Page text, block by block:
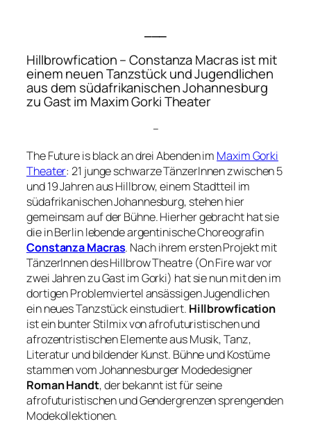
___
Hillbrowfication– Constanza Macras ist mit
einem neuen Tanzstück und Jugendlichen
aus dem südafrikanischen Johannesburg
zu Gast im Maxim Gorki Theater
–
The Future is black an drei Abenden im Maxim Gorki
Theater: 21 junge schwarze TänzerInnen zwischen 5
und 19 Jahren aus Hillbrow, einem Stadtteil im
südafrikanischen Johannesburg, stehen hier
gemeinsam auf der Bühne. Hierher gebracht hat sie
die in Berlin lebende argentinische Choreografin
Constanza Macras. Nach ihrem ersten Projekt mit
TänzerInnen des Hillbrow Theatre (On Firewar vor
zwei Jahren zu Gast im Gorki) hat sie nun mit den im
dortigen Problemviertel ansässigen Jugendlichen
ein neues Tanzstück einstudiert. Hillbrowfication
ist ein bunter Stilmix von afrofuturistischen und
afrozentristischen Elemente aus Musik, Tanz,
Literatur und bildender Kunst. Bühne und Kostüme
stammen vom Johannesburger Modedesigner
Roman Handt, der bekannt ist für seine
afrofuturistischen und Gendergrenzen sprengenden
Modekollektionen.